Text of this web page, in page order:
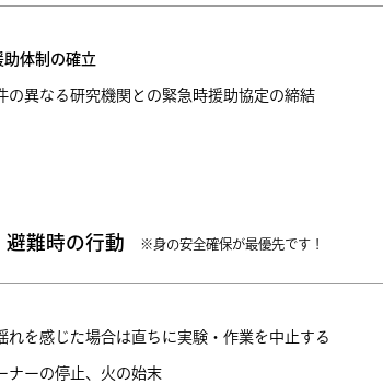
助体制の確立
の異なる研究機関との緊急時援助協定の締結
避難時の行動 ※身の安全確保が最優先です！
れを感じた場合は直ちに実験・作業を中止する
ナーの停止、火の始末